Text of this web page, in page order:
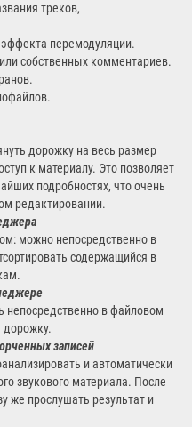
треков,
эффекта перемодуляции.
собственных комментариев.
дорожку на весь размер
к материалу. Это позволяет
подробностях, что очень
редактировании.
можно непосредственно в
содержащийся в
в файловом
записей
и автоматически
звукового материала. После
же прослушать результат и